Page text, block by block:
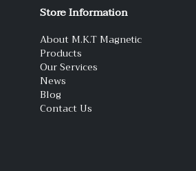
Store Information
About M.K.T Magnetic
Products
Our Services
News
Blog
Contact Us